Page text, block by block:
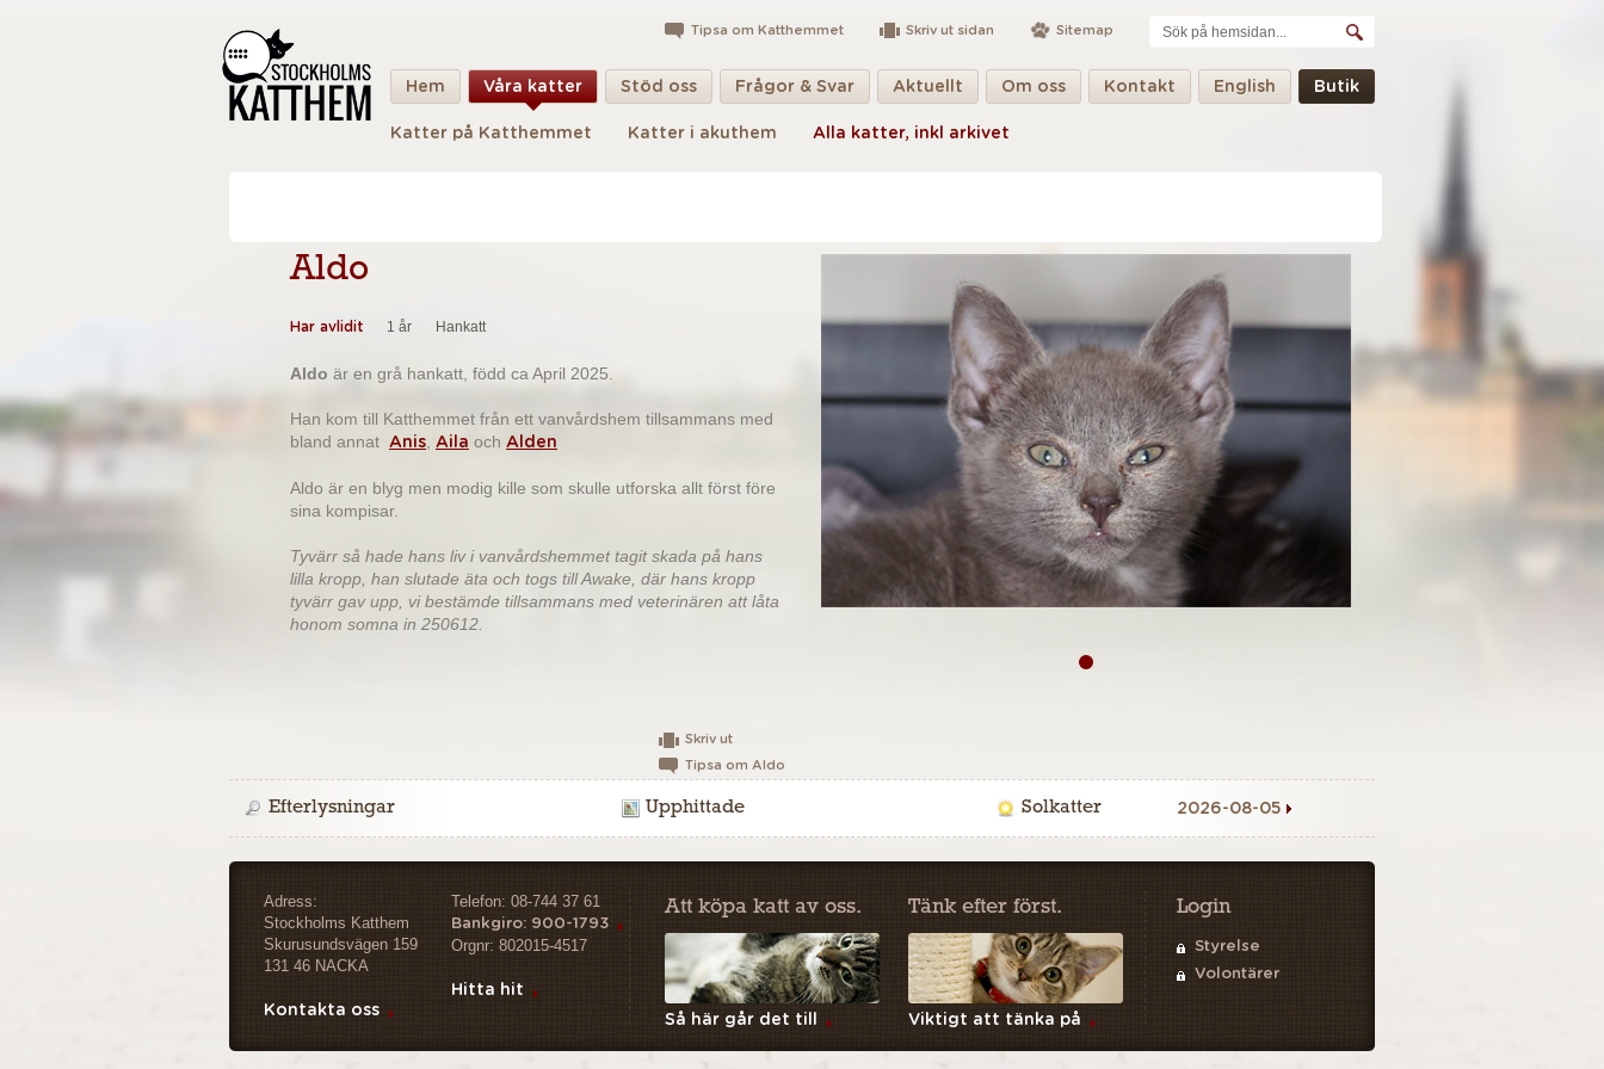
Tipsa om Katthemmet Skriv ut sidan Sitemap
Hem Våra katter Stöd oss Frågor & Svar Aktuellt Om oss Kontakt English Butik
Katter på Katthemmet Katter i akuthem Alla katter, inkl arkivet
Aldo
Har avlidit 1 år Hankatt
Aldo är en grå hankatt, född ca April 2025.
Han kom till Katthemmet från ett vanvårdshem tillsammans med
bland annat Anis Aila och Alden
Aldo är en blyg men modig kille som skulle utforska allt först före
sina kompisar.
Tyvärr så hade hans liv i vanvårdshemmet tagit skada på hans
lilla kropp, han slutade äta och togs till Awake, där hans kropp
tyvärr gav upp, vi bestämde tillsammans med veterinären att låta
honom somna in 250612.
Skriv ut
Tipsa om Aldo
Efterlysningar Upphittade Solkatter 2026-08-05
Adress:
Stockholms Katthem
Skurusundsvägen 159
131 46 NACKA
Kontakta oss
Telefon: 08-744 37 61
Bankgiro: 900-1793
Orgnr: 802015-4517
Hitta hit
Att köpa katt av oss.
Så här går det till
Tänk efter först.
Viktigt att tänka på
Login
Styrelse
Volontärer